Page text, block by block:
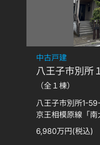
中古戸建
八王子市別
（全１棟）
八王子市別所1-
京王相模原線「
6,980万円(税込)